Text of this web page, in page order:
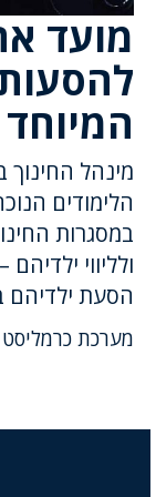
מועד
המיוחד
מינהל
הלימודים
במסגרות
ולליווי
הסעת ילדיהם
מערכת כרמליסט